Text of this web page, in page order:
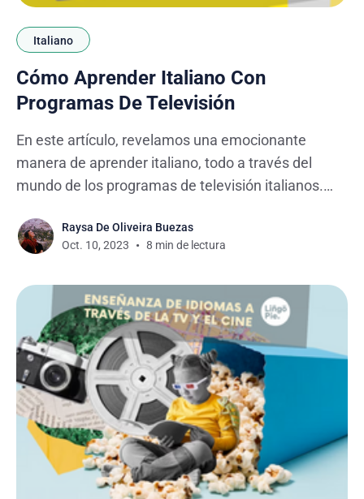
Italiano
Cómo Aprender Italiano Con
Programas De Televisión
En este artículo, revelamos una emocionante
manera de aprender italiano, todo a través del
mundo de los programas de televisión italianos.
hasta telenovelas, el panorama televisivo de Italia
ofrece una diversa gama de contenido para
Raysa De Oliveira Buezas
Oct. 10, 2023
8 min de lectura